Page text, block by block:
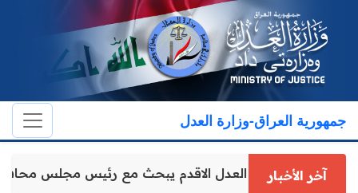
جمهورية العراق-وزارة العدل
آخر الأخباروكيل وزارة العدل الاقدم يبحث مع رئيس مجلس